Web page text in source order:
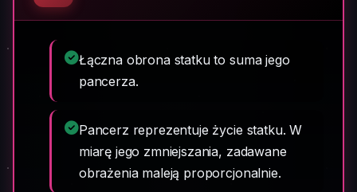
Łączna obrona statku to suma jego
pancerza.
Pancerz reprezentuje życie statku. W
miarę jego zmniejszania, zadawane
obrażenia maleją proporcjonalnie.